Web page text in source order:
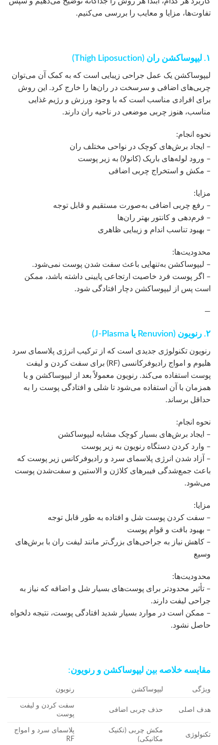
تفاوت‌ها، مزایا و معایب را بررسی می‌کنیم.
۱. لیپوساکشن ران (Thigh Liposuction)
لیپوساکشن یک عمل جراحی زیبایی است که به کمک آن می‌توان
چربی‌های اضافی و سرسخت در ران‌ها را خارج کرد. این روش
برای افرادی مناسب است که با وجود ورزش و رژیم غذایی
مناسب، هنوز چربی موضعی در ناحیه ران دارند.
نحوه انجام:
– ایجاد برش‌های کوچک در نواحی مختلف ران
– ورود لوله‌های باریک (کانولا) به زیر پوست
– مکش و استخراج چربی اضافی
مزایا:
– رفع چربی اضافی به‌صورت مستقیم و قابل توجه
– فرم‌دهی و کانتور بهتر ران‌ها
– بهبود تناسب اندام و زیبایی ظاهری
محدودیت‌ها:
– لیپوساکشن به‌تنهایی باعث سفت شدن پوست نمی‌شود.
– اگر پوست فرد خاصیت ارتجاعی پایینی داشته باشد، ممکن
است پس از لیپوساکشن دچار افتادگی شود.
—
۲. رنویون (Renuvion یا J-Plasma)
رنویون تکنولوژی جدیدی است که از ترکیب انرژی پلاسمای سرد
هلیوم و امواج رادیوفرکانسی (RF) برای سفت کردن و لیفت
پوست استفاده می‌کند. رنویون معمولاً بعد از لیپوساکشن و یا
همزمان با آن استفاده می‌شود تا شلی و افتادگی پوست را به
حداقل برساند.
نحوه انجام:
– ایجاد برش‌های بسیار کوچک مشابه لیپوساکشن
– وارد کردن دستگاه رنویون به زیر پوست
– آزاد شدن انرژی پلاسمای سرد و رادیوفرکانس زیر پوست که
باعث جمع‌شدگی فیبرهای کلاژن و الاستین و سفت‌شدن پوست
می‌شود.
مزایا:
– سفت کردن پوست شل و افتاده به طور قابل توجه
– بهبود بافت و قوام پوست
– کاهش نیاز به جراحی‌های بزرگ‌تر مانند لیفت ران با برش‌های
وسیع
محدودیت‌ها:
– تأثیر محدودتر برای پوست‌های بسیار شل و اضافه که نیاز به
جراحی لیفت دارند.
– ممکن است در موارد بسیار شدید افتادگی پوست، نتیجه دلخواه
حاصل نشود.
مقایسه خلاصه بین لیپوساکشن و رنویون:
ویژگی لیپوساکشن رنویون
هدف اصلی حذف چربی اضافی
سفت کردن و لیفت
پوست
تکنولوژی
مکش چربی (تکنیک
مکانیکی)
پلاسمای سرد و امواج
RF